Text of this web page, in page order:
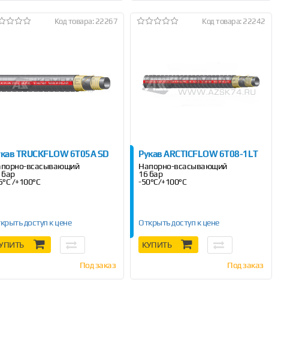
Код товара: 22267
TRUCKFLOW 6T05A SD
всасывающий
бар
/+100°C
доступ к цене
Под заказ
Код товара: 22242
Рукав ARCTICFLOW 6T08-1LT
Напорно-всасывающий
16 бар
-50°C/+100°C
Открыть доступ к цене
КУПИТЬ
Под заказ